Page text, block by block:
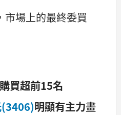
市場上的最終委買
買超前15名
明顯有主力畫